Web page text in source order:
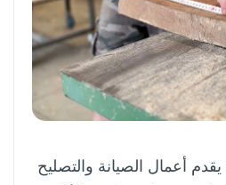
يقدم أعمال الصيانة والتصليح